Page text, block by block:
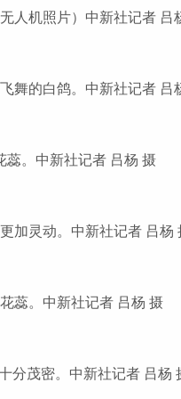
人机照片）中新社记者 吕
舞的白鸽。中新社记者 吕
蕊。中新社记者 吕杨 摄
加灵动。中新社记者 吕杨
蕊。中新社记者 吕杨 摄
分茂密。中新社记者 吕杨